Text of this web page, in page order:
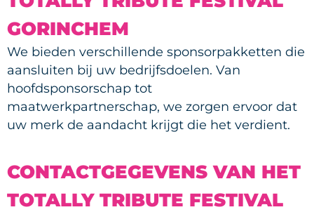
GORINCHEM
We bieden verschillende sponsorpakketten die
aansluiten bij uw bedrijfsdoelen. Van
hoofdsponsorschap tot
maatwerkpartnerschap, we zorgen ervoor dat
uw merk de aandacht krijgt die het verdient.
CONTACTGEGEVENS VAN HET
TOTALLY TRIBUTE FESTIVAL